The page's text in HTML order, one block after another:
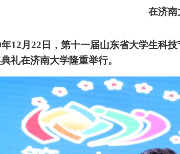
在济南
年12月22日，第十一届山东省大学生科
礼在济南大学隆重举行。